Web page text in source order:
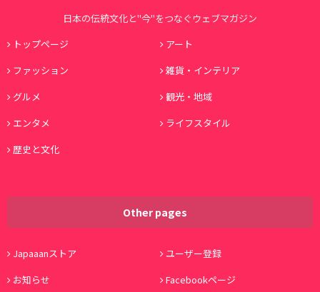
日本の伝統文化と"今"をつなぐウェブマガジン
トップページ
アート
ファッション
雑貨・インテリア
グルメ
観光・地域
エンタメ
ライフスタイル
歴史と文化
Other pages
Japaaanストア
ユーザー登録
お知らせ
Facebookページ